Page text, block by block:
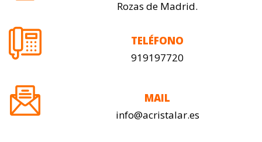
Rozas de Madrid.
TELÉFONO
919197720
MAIL
info@acristalar.es